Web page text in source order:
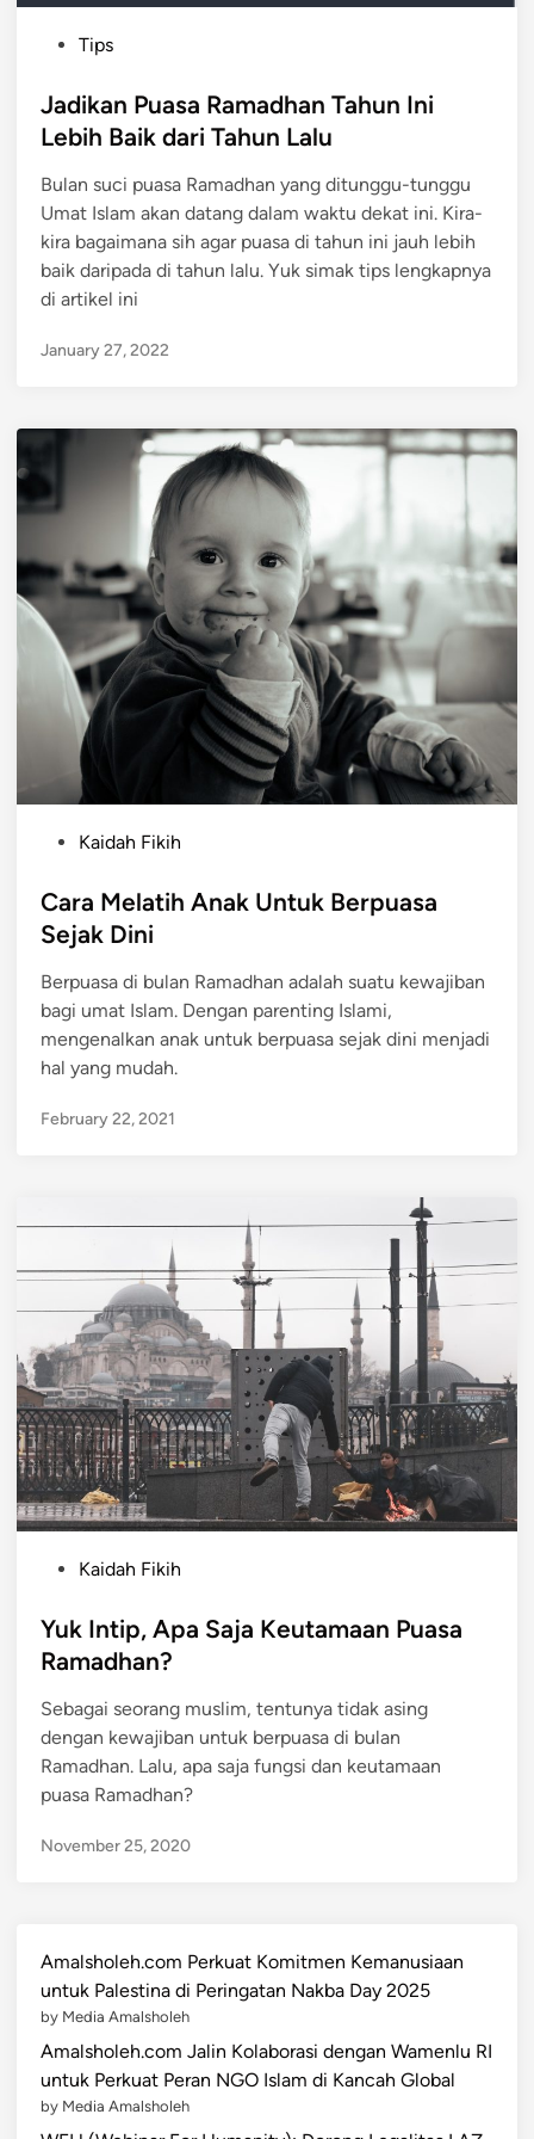
t
d
i
n
Tips
Jadikan Puasa Ramadhan Tahun Ini
Lebih Baik dari Tahun Lalu
Bulan suci puasa Ramadhan yang ditunggu-tunggu
Umat Islam akan datang dalam waktu dekat ini. Kira-
kira bagaimana sih agar puasa di tahun ini jauh lebih
baik daripada di tahun lalu. Yuk simak tips lengkapnya
di artikel ini
January 27, 2022
s
t
d
i
n
Kaidah Fikih
Cara Melatih Anak Untuk Berpuasa
Sejak Dini
Berpuasa di bulan Ramadhan adalah suatu kewajiban
bagi umat Islam. Dengan parenting Islami,
mengenalkan anak untuk berpuasa sejak dini menjadi
hal yang mudah.
February 22, 2021
s
t
d
i
n
Kaidah Fikih
Yuk Intip, Apa Saja Keutamaan Puasa
Ramadhan?
Sebagai seorang muslim, tentunya tidak asing
dengan kewajiban untuk berpuasa di bulan
Ramadhan. Lalu, apa saja fungsi dan keutamaan
puasa Ramadhan?
November 25, 2020
Amalsholeh.com Perkuat Komitmen Kemanusiaan
untuk Palestina di Peringatan Nakba Day 2025
by Media Amalsholeh
Amalsholeh.com Jalin Kolaborasi dengan Wamenlu RI
untuk Perkuat Peran NGO Islam di Kancah Global
by Media Amalsholeh